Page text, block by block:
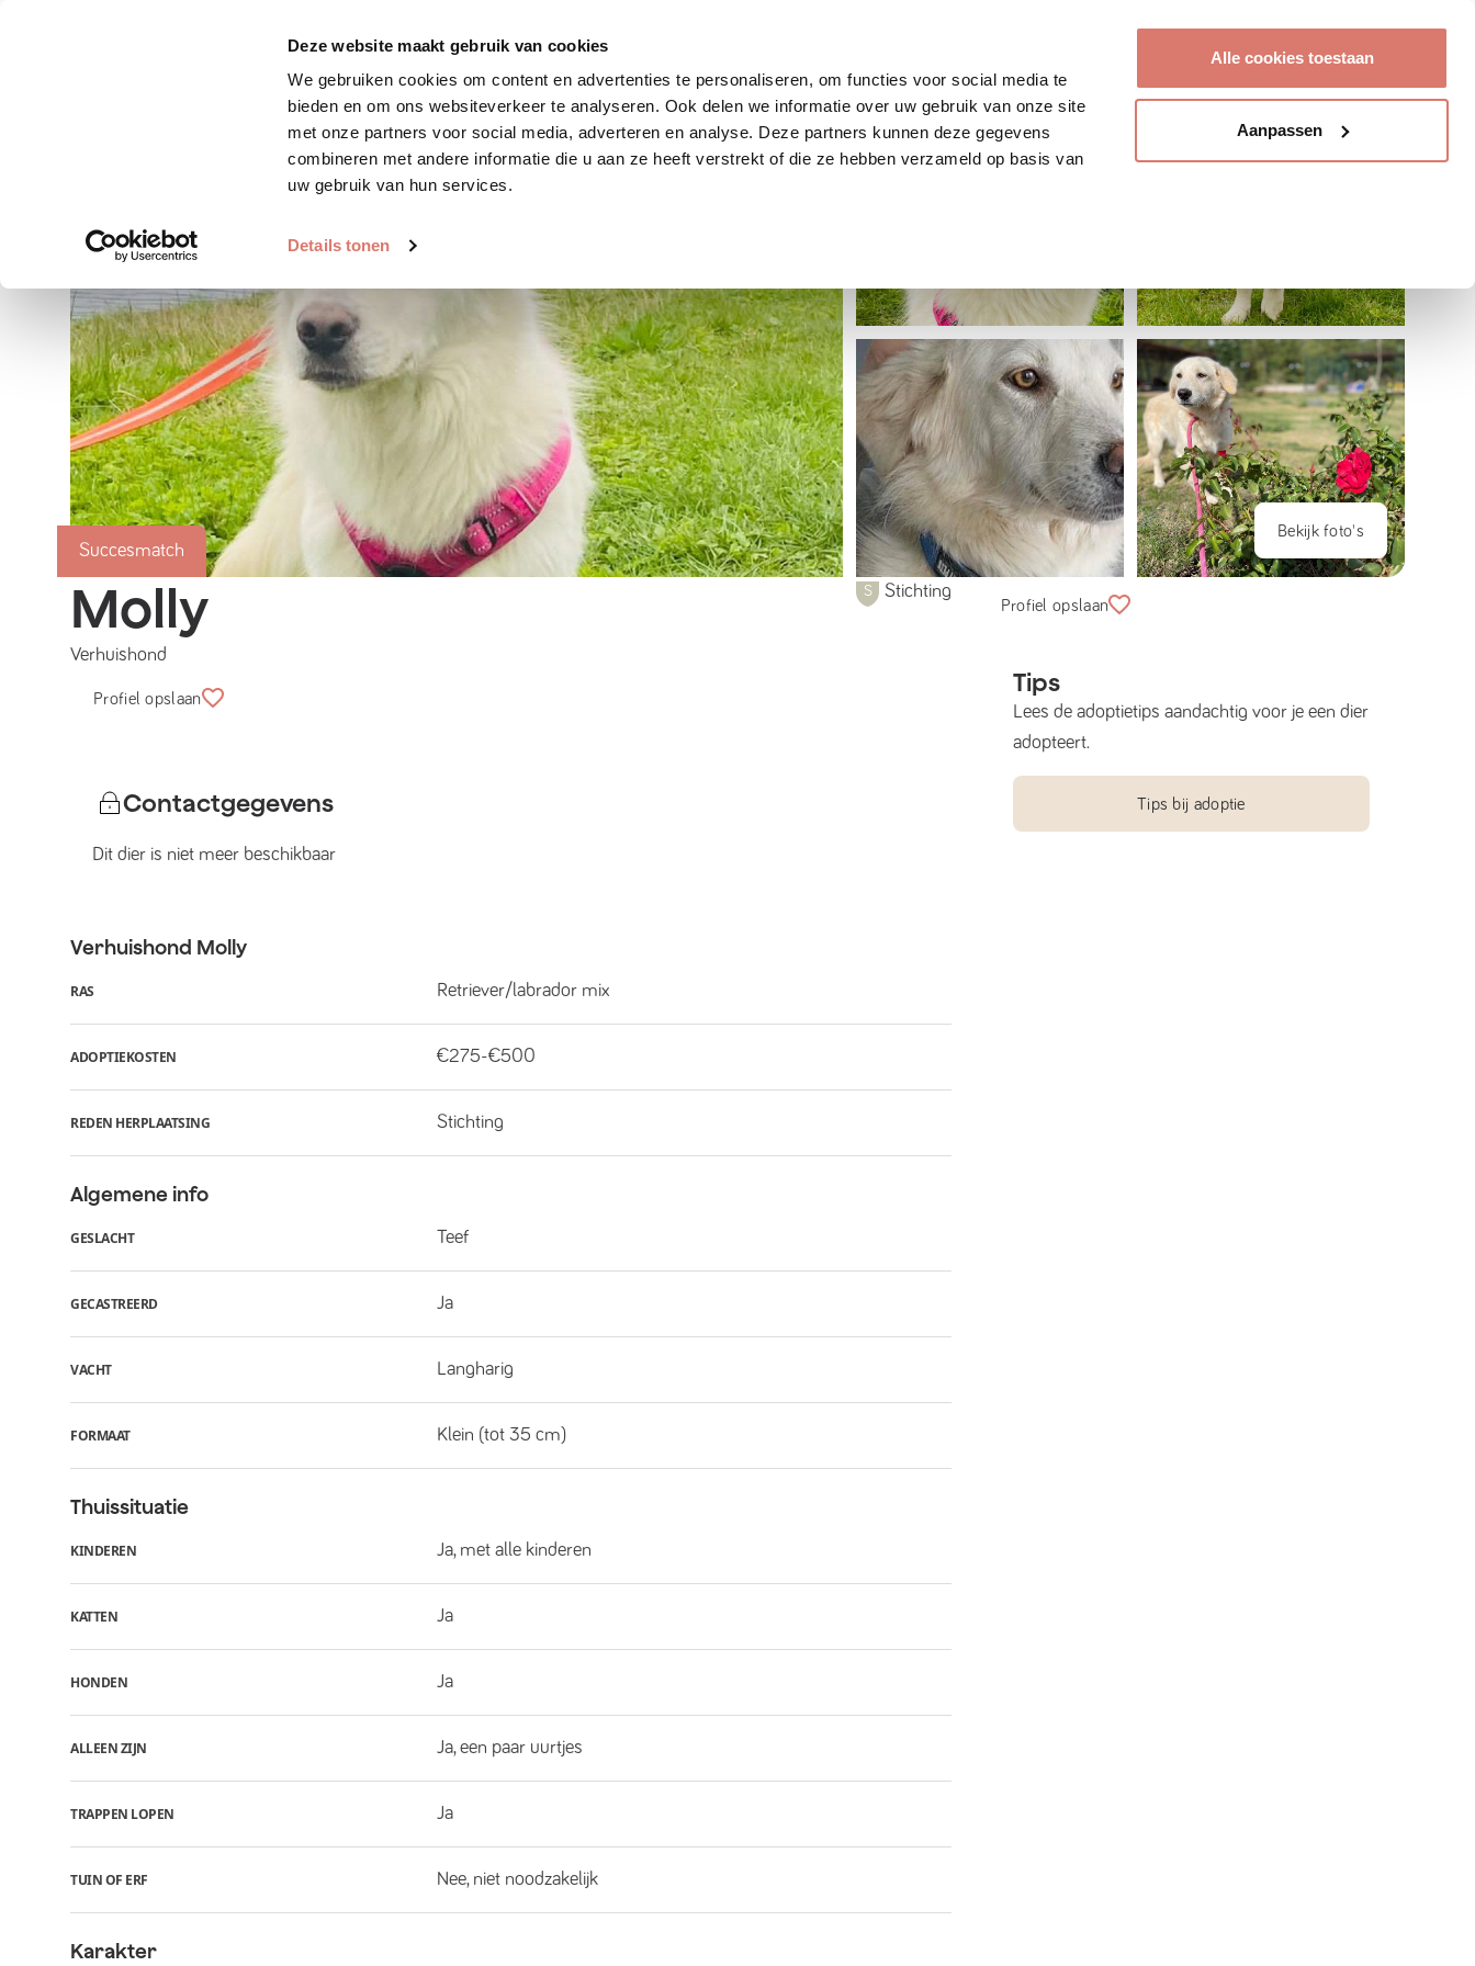
Deze website maakt gebruik van cookies
We gebruiken cookies om content en advertenties te personaliseren, om functies voor social media te
bieden en om ons websiteverkeer te analyseren. Ook delen we informatie over uw gebruik van onze site
met onze partners voor social media, adverteren en analyse. Deze partners kunnen deze gegevens
combineren met andere informatie die u aan ze heeft verstrekt of die ze hebben verzameld op basis van
uw gebruik van hun services.
Details tonen
Alle cookies toestaan
Aanpassen
Zoek huisdier Plaats huisdier Hoe werkt het?
Succesmatch
Bekijk foto's
Molly
Verhuishond
Stichting
Profiel opslaan
Contactgegevens
Dit dier is niet meer beschikbaar
Verhuishond Molly
RAS Retriever/labrador mix
ADOPTIEKOSTEN €275-€500
REDEN HERPLAATSING Stichting
Algemene info
GESLACHT Teef
GECASTREERD Ja
VACHT Langharig
FORMAAT Klein (tot 35 cm)
Thuissituatie
KINDEREN Ja, met alle kinderen
KATTEN Ja
HONDEN Ja
ALLEEN ZIJN Ja, een paar uurtjes
TRAPPEN LOPEN Ja
TUIN OF ERF Nee, niet noodzakelijk
Karakter
Profiel opslaan
Tips
Lees de adoptietips aandachtig voor je een dier
adopteert.
Tips bij adoptie